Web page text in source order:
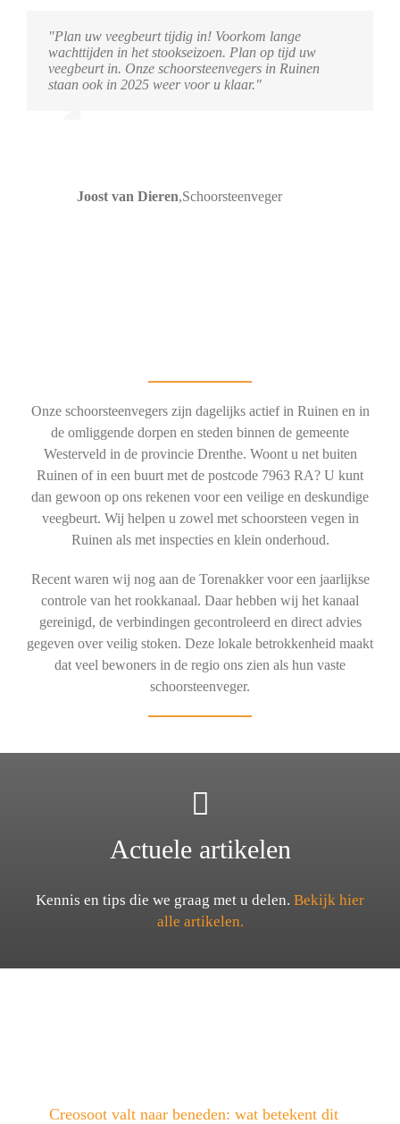
"Plan uw veegbeurt tijdig in! Voorkom lange
wachttijden in het stookseizoen. Plan op tijd uw
veegbeurt in. Onze schoorsteenvegers in Ruinen
staan ook in 2025 weer voor u klaar."
Joost van Dieren,Schoorsteenveger
Onze schoorsteenvegers zijn dagelijks actief in Ruinen en in
de omliggende dorpen en steden binnen de gemeente
Westerveld in de provincie Drenthe. Woont u net buiten
Ruinen of in een buurt met de postcode 7963 RA? U kunt
dan gewoon op ons rekenen voor een veilige en deskundige
veegbeurt. Wij helpen u zowel met schoorsteen vegen in
Ruinen als met inspecties en klein onderhoud.
Recent waren wij nog aan de Torenakker voor een jaarlijkse
controle van het rookkanaal. Daar hebben wij het kanaal
gereinigd, de verbindingen gecontroleerd en direct advies
gegeven over veilig stoken. Deze lokale betrokkenheid maakt
dat veel bewoners in de regio ons zien als hun vaste
schoorsteenveger.
Actuele artikelen
Kennis en tips die we graag met u delen. Bekijk hier
alle artikelen.
Creosoot valt naar beneden: wat betekent dit